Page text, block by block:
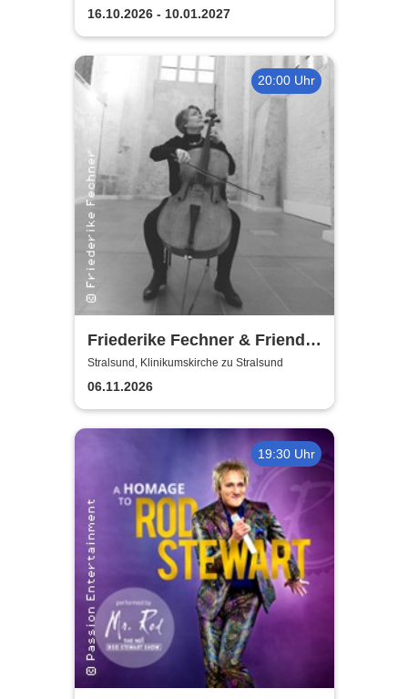
16.10.2026 - 10.01.2027
20:00 Uhr
Friederike Fechner & Friends
- Konzert im dunklen Monat
Stralsund, Klinikumskirche zu Stralsund
06.11.2026
19:30 Uhr